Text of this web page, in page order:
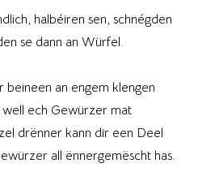
halbéiren sen, schnégden
se dann an Würfel.
an engem klengen
ech Gewürzer mat
drënner kann dir een Deel
all ënnergemëscht has.